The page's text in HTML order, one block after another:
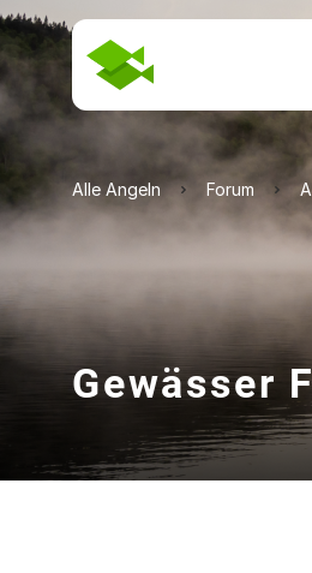
Alle Angeln Forum
Gewässer